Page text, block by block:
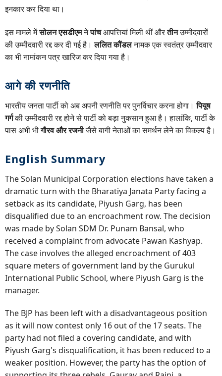
इनकार कर दिया था।
इस मामले मेंसोलन एसडीएमनेपांचआपत्तियां मिली थीं औरतीनउम्मीदवारों
की उम्मीदवारी रद्द कर दी गई है।ललित कौंडलनामक एक स्वतंत्र उम्मीदवार
का भी नामांकन पत्र खारिज कर दिया गया है।
आगे की रणनीति
भारतीय जनता पार्टी को अब अपनी रणनीति पर पुनर्विचार करना होगा।पियूष
गर्गकी उम्मीदवारी रद्द होने से पार्टी को बड़ा नुकसान हुआ है। हालांकि, पार्टी के
पास अभी भीगौरव और रजनीजैसे बागी नेताओं का समर्थन लेने का विकल्प है।
English Summary
The Solan Municipal Corporation elections have taken a
dramatic turn with the Bharatiya Janata Party facing a
setback as its candidate, Piyush Garg, has been
disqualified due to an encroachment row. The decision
was made by Solan SDM Dr. Punam Bansal, who
received a complaint from advocate Pawan Kashyap.
The case involves the alleged encroachment of 403
square meters of government land by the Gurukul
International Public School, where Piyush Garg is the
manager.
The BJP has been left with a disadvantageous position
as it will now contest only 16 out of the 17 seats. The
party had not filed a covering candidate, and with
Piyush Garg's disqualification, it has been reduced to a
weaker position. However, the party has the option of